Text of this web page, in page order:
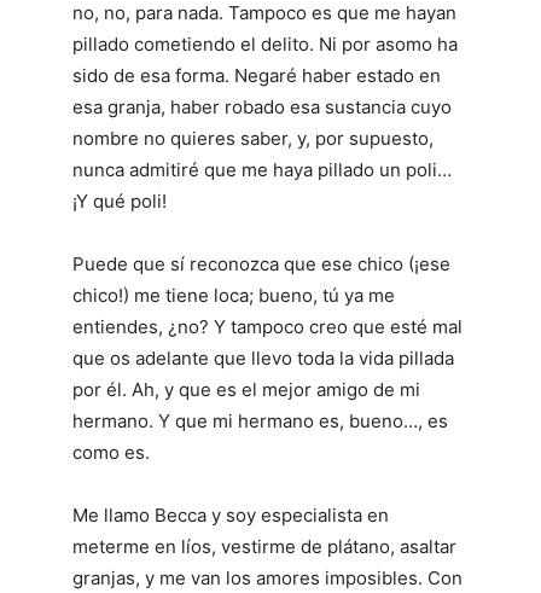
no, no, para nada. Tampoco es que me hayan
pillado cometiendo el delito. Ni por asomo ha
sido de esa forma. Negaré haber estado en
esa granja, haber robado esa sustancia cuyo
nombre no quieres saber, y, por supuesto,
nunca admitiré que me haya pillado un poli…
¡Y qué poli!
Puede que sí reconozca que ese chico (¡ese
chico!) me tiene loca; bueno, tú ya me
entiendes, ¿no? Y tampoco creo que esté mal
que os adelante que llevo toda la vida pillada
por él. Ah, y que es el mejor amigo de mi
hermano. Y que mi hermano es, bueno…, es
como es.
Me llamo Becca y soy especialista en
meterme en líos, vestirme de plátano, asaltar
granjas, y me van los amores imposibles. Con